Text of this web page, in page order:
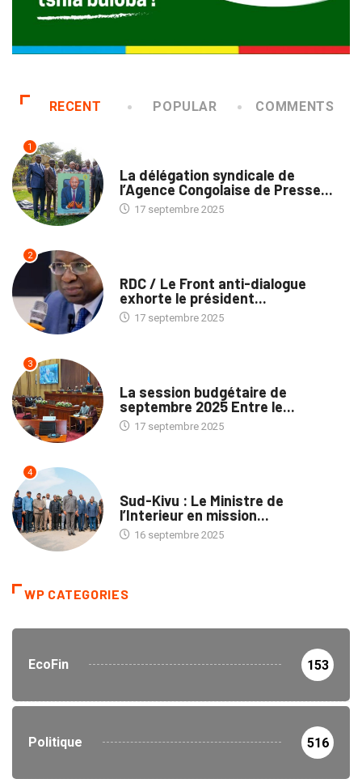
RECENT POPULAR COMMENTS
1
La délégation syndicale de
l’Agence Congolaise de Presse...
17 septembre 2025
2
RDC / Le Front anti-dialogue
exhorte le président...
17 septembre 2025
3
La session budgétaire de
septembre 2025 Entre le...
17 septembre 2025
4
Sud-Kivu : Le Ministre de
l’Interieur en mission...
16 septembre 2025
WP CATEGORIES
EcoFin 153
Politique 516